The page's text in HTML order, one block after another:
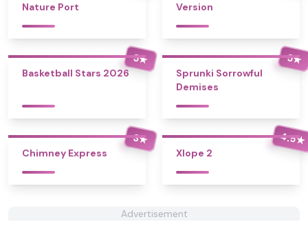
Nature Port
Version
5★
Basketball Stars 2026
5★
Sprunki Sorrowful
Demises
3★
Chimney Express
4.5★
Xlope 2
Advertisement